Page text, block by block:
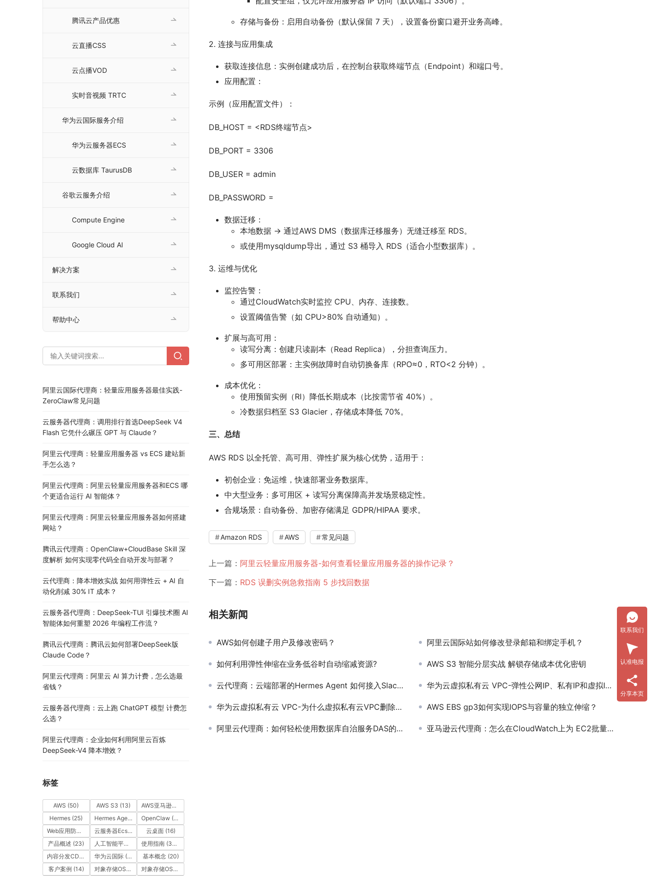
存储与备份：启用自动备份（默认保留 7 天），设置备份窗口避开业务高峰。
2. 连接与应用集成
获取连接信息：实例创建成功后，在控制台获取终端节点（Endpoint）和端口号。
应用配置：
示例（应用配置文件）：
DB_HOST = <RDS终端节点>
DB_PORT = 3306
DB_USER = admin
DB_PASSWORD =
数据迁移：
本地数据 → 通过AWS DMS（数据库迁移服务）无缝迁移至 RDS。
或使用mysqldump导出，通过 S3 桶导入 RDS（适合小型数据库）。
3. 运维与优化
监控告警：
通过CloudWatch实时监控 CPU、内存、连接数。
设置阈值告警（如 CPU>80% 自动通知）。
扩展与高可用：
读写分离：创建只读副本（Read Replica），分担查询压力。
多可用区部署：主实例故障时自动切换备库（RPO≈0，RTO<2 分钟）。
成本优化：
使用预留实例（RI）降低长期成本（比按需节省 40%）。
冷数据归档至 S3 Glacier，存储成本降低 70%。
三、总结
AWS RDS 以全托管、高可用、弹性扩展为核心优势，适用于：
初创企业：免运维，快速部署业务数据库。
中大型业务：多可用区 + 读写分离保障高并发场景稳定性。
合规场景：自动备份、加密存储满足 GDPR/HIPAA 要求。
Amazon RDS AWS 常见问题
上一篇： 阿里云轻量应用服务器-如何查看轻量应用服务器的操作记录？
下一篇： RDS 误删实例急救指南 5 步找回数据
相关新闻
AWS如何创建子用户及修改密码？ 阿里云国际站如何修改登录邮箱和绑定手机？
如何利用弹性伸缩在业务低谷时自动缩减资源? AWS S3 智能分层实战 解锁存储成本优化密钥
云代理商：云端部署的Hermes Agent 如何接入Slack？ 华为云虚拟私有云 VPC-弹性公网IP、私有IP和虚拟IP之间有何区别？
华为云虚拟私有云 VPC-为什么虚拟私有云VPC删除之后，仍在继续计费？ AWS EBS gp3如何实现IOPS与容量的独立伸缩？
阿里云代理商：如何轻松使用数据库自治服务DAS的实例监控功能？ 亚马逊云代理商：怎么在CloudWatch上为 EC2批量添加告警？
腾讯云产品优惠
云直播CSS
云点播VOD
实时音视频 TRTC
华为云国际服务介绍
华为云服务器ECS
云数据库 TaurusDB
谷歌云服务介绍
Compute Engine
Google Cloud AI
解决方案
联系我们
帮助中心
阿里云国际代理商：轻量应用服务器最佳实践-
ZeroClaw常见问题
云服务器代理商：调用排行首选DeepSeek V4
Flash 它凭什么碾压 GPT 与 Claude？
阿里云代理商：轻量应用服务器 vs ECS 建站新
手怎么选？
阿里云代理商：阿里云轻量应用服务器和ECS 哪
个更适合运行 AI 智能体？
阿里云代理商：阿里云轻量应用服务器如何搭建
网站？
腾讯云代理商：OpenClaw+CloudBase Skill 深
度解析 如何实现零代码全自动开发与部署？
云代理商：降本增效实战 如何用弹性云 + AI 自
动化削减 30% IT 成本？
云服务器代理商：DeepSeek-TUI 引爆技术圈 AI
智能体如何重塑 2026 年编程工作流？
腾讯云代理商：腾讯云如何部署DeepSeek版
Claude Code？
阿里云代理商：阿里云 AI 算力计费，怎么选最
省钱？
云服务器代理商：云上跑 ChatGPT 模型 计费怎
么选？
阿里云代理商：企业如何利用阿里云百炼
DeepSeek-V4 降本增效？
标签
AWS (50) AWS S3 (13) AWS亚马逊云
Hermes (25) Hermes Agent (25)OpenClaw (55)
Web应用防火墙（WAF）
(14) 云服务器Ecs
(39) 云桌面(16)
产品概述 (23) 人工智能平台PAI (16)
使用指南 (356)
内容分发CDN (35)华为云国际(163) 基本概念(20)
客户案例 (14) 对象存储OSS(15) 对象存储OSS(12)
联系我们
认准电报
分享本页